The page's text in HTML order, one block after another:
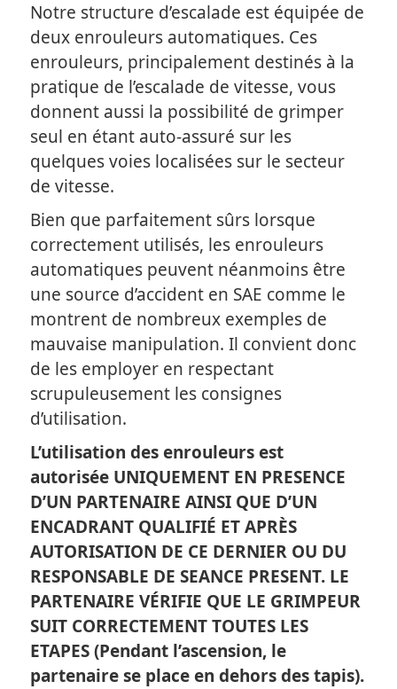
Notre structure d’escalade est équipée de
deux enrouleurs automatiques. Ces
enrouleurs, principalement destinés à la
pratique de l’escalade de vitesse, vous
donnent aussi la possibilité de grimper
seul en étant auto-assuré sur les
quelques voies localisées sur le secteur
de vitesse.
Bien que parfaitement sûrs lorsque
correctement utilisés, les enrouleurs
automatiques peuvent néanmoins être
une source d’accident en SAE comme le
montrent de nombreux exemples de
mauvaise manipulation. Il convient donc
de les employer en respectant
scrupuleusement les consignes
d’utilisation.
L’utilisation des enrouleurs est
autorisée UNIQUEMENT EN PRESENCE
D’UN PARTENAIRE AINSI QUE D’UN
ENCADRANT QUALIFIÉ ET APRÈS
AUTORISATION DE CE DERNIER OU DU
RESPONSABLE DE SEANCE PRESENT. LE
PARTENAIRE VÉRIFIE QUE LE GRIMPEUR
SUIT CORRECTEMENT TOUTES LES
ETAPES (Pendant l’ascension, le
partenaire se place en dehors des tapis).